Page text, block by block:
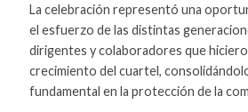
La celebración representó una
el esfuerzo de las distintas
dirigentes y colaboradores que
crecimiento del cuartel,
fundamental en la protección de la